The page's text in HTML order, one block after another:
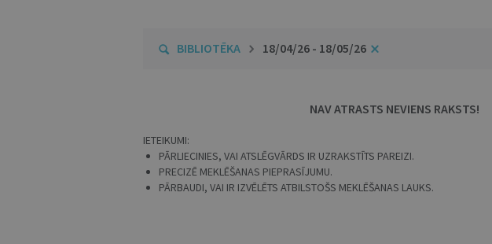
BIBLIOTĒKA 18/04/26 - 18/05/26
NAV ATRASTS NEVIENS RAKSTS!
IETEIKUMI:
PĀRLIECINIES, VAI ATSLĒGVĀRDS IR UZRAKSTĪTS PAREIZI.
PRECIZĒ MEKLĒŠANAS PIEPRASĪJUMU.
PĀRBAUDI, VAI IR IZVĒLĒTS ATBILSTOŠS MEKLĒŠANAS LAUKS.